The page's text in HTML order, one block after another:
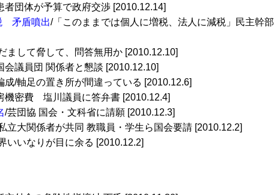
者団体が予算で政府交渉 [2010.12.14]
矛盾噴出/「このままでは個人に増税、法人に減税」民主幹部
まして脅して、問答無用か [2010.12.10]
会議員団 関係者と懇談 [2010.12.10]
成/軸足の置き所が間違っている [2010.12.6]
機密費 塩川議員に答弁書 [2010.12.4]
/芸団協 国会・文科省に請願 [2010.12.3]
立大関係者が共同 教職員・学生ら国会要請 [2010.12.2]
いいなりが目に余る [2010.12.2]